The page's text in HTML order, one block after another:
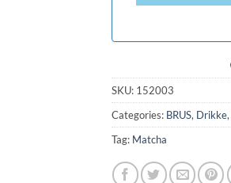
SKU: 152003
Categories: BRUS, Drikke,
Tag: Matcha